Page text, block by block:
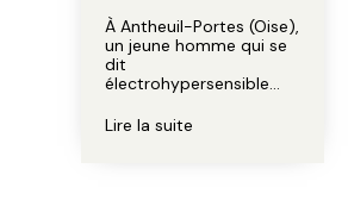
À Antheuil-Portes (Oise),
un jeune homme qui se
dit
électrohypersensible…
Lire la suite